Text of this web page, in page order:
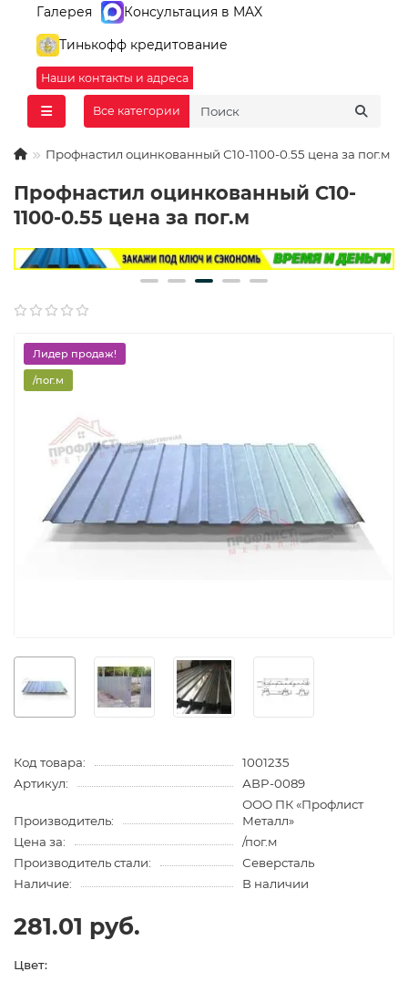
Галерея
Консультация в MAX
Тинькофф кредитование
Наши контакты и адреса
Все категории
Профнастил оцинкованный С10-1100-0.55 цена за пог.м
Профнастил оцинкованный С10-
1100-0.55 цена за пог.м
Лидер продаж!
/пог.м
Код товара:
1001235
Артикул:
АВP-0089
Производитель:
ООО ПК «Профлист
Металл»
Цена за:
/пог.м
Производитель стали:
Северсталь
Наличие:
В наличии
281.01 руб.
Цвет: